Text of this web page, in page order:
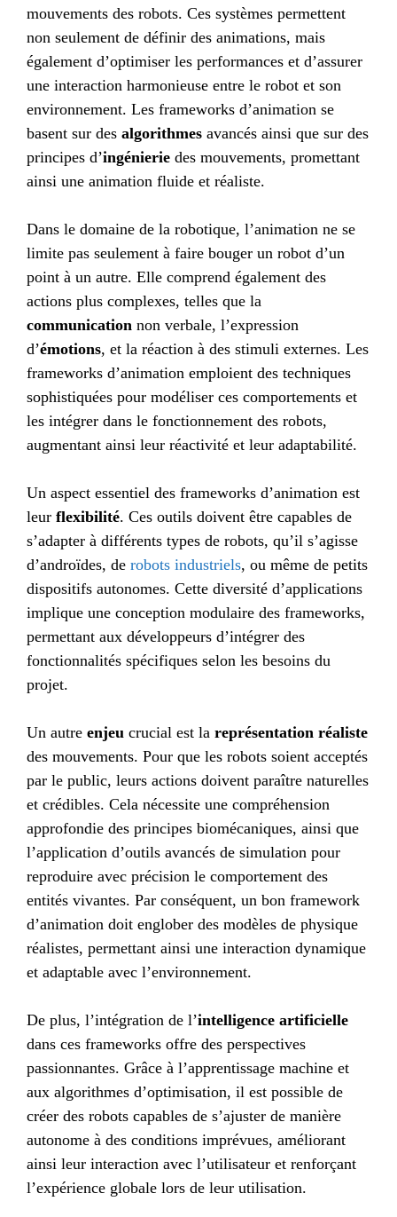
mouvements des robots. Ces systèmes permettent
non seulement de définir des animations, mais
également d’optimiser les performances et d’assurer
une interaction harmonieuse entre le robot et son
environnement. Les frameworks d’animation se
basent sur des algorithmes avancés ainsi que sur des
principes d’ingénierie des mouvements, promettant
ainsi une animation fluide et réaliste.
Dans le domaine de la robotique, l’animation ne se
limite pas seulement à faire bouger un robot d’un
point à un autre. Elle comprend également des
actions plus complexes, telles que la
communication non verbale, l’expression
d’émotions, et la réaction à des stimuli externes. Les
frameworks d’animation emploient des techniques
sophistiquées pour modéliser ces comportements et
les intégrer dans le fonctionnement des robots,
augmentant ainsi leur réactivité et leur adaptabilité.
Un aspect essentiel des frameworks d’animation est
leur flexibilité. Ces outils doivent être capables de
s’adapter à différents types de robots, qu’il s’agisse
d’androïdes, de robots industriels, ou même de petits
dispositifs autonomes. Cette diversité d’applications
implique une conception modulaire des frameworks,
permettant aux développeurs d’intégrer des
fonctionnalités spécifiques selon les besoins du
projet.
Un autre enjeu crucial est la représentation réaliste
des mouvements. Pour que les robots soient acceptés
par le public, leurs actions doivent paraître naturelles
et crédibles. Cela nécessite une compréhension
approfondie des principes biomécaniques, ainsi que
l’application d’outils avancés de simulation pour
reproduire avec précision le comportement des
entités vivantes. Par conséquent, un bon framework
d’animation doit englober des modèles de physique
réalistes, permettant ainsi une interaction dynamique
et adaptable avec l’environnement.
De plus, l’intégration de l’intelligence artificielle
dans ces frameworks offre des perspectives
passionnantes. Grâce à l’apprentissage machine et
aux algorithmes d’optimisation, il est possible de
créer des robots capables de s’ajuster de manière
autonome à des conditions imprévues, améliorant
ainsi leur interaction avec l’utilisateur et renforçant
l’expérience globale lors de leur utilisation.